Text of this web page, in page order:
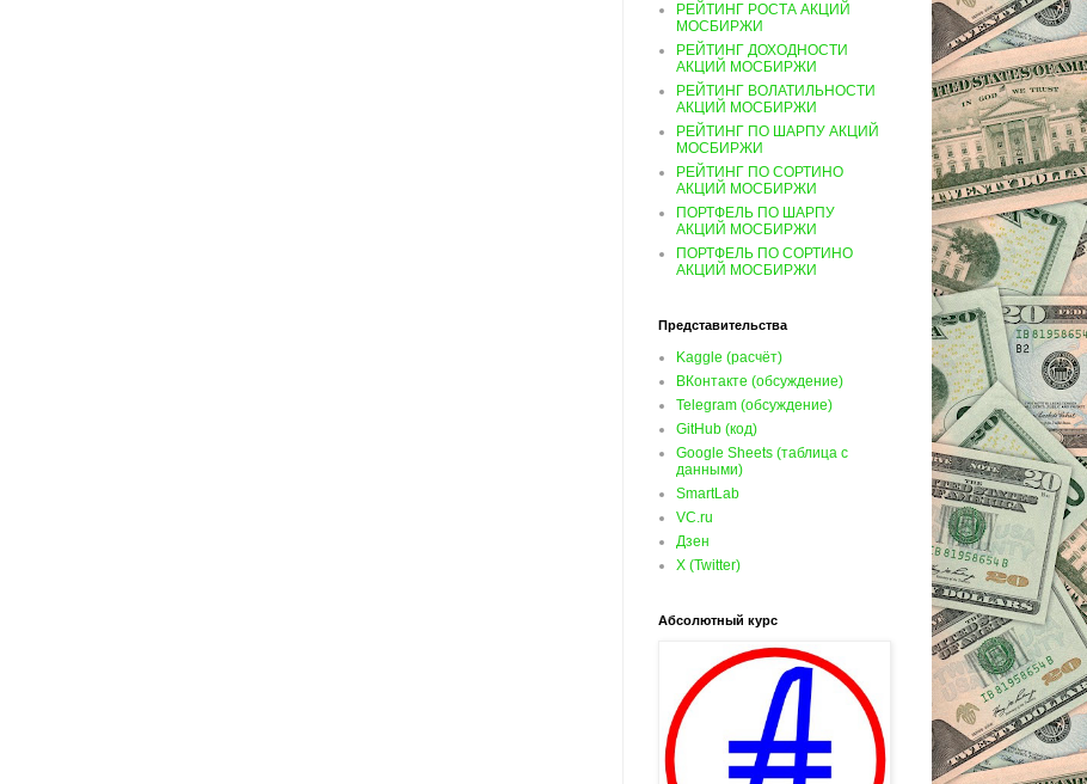
РЕЙТИНГ РОСТА АКЦИЙ
МОСБИРЖИ
РЕЙТИНГ ДОХОДНОСТИ
АКЦИЙ МОСБИРЖИ
РЕЙТИНГ ВОЛАТИЛЬНОСТИ
АКЦИЙ МОСБИРЖИ
РЕЙТИНГ ПО ШАРПУ АКЦИЙ
МОСБИРЖИ
РЕЙТИНГ ПО СОРТИНО
АКЦИЙ МОСБИРЖИ
ПОРТФЕЛЬ ПО ШАРПУ
АКЦИЙ МОСБИРЖИ
ПОРТФЕЛЬ ПО СОРТИНО
АКЦИЙ МОСБИРЖИ
Представительства
Kaggle (расчёт)
ВКонтакте (обсуждение)
Telegram (обсуждение)
GitHub (код)
Google Sheets (таблица с
данными)
SmartLab
VC.ru
Дзен
X (Twitter)
Абсолютный курс